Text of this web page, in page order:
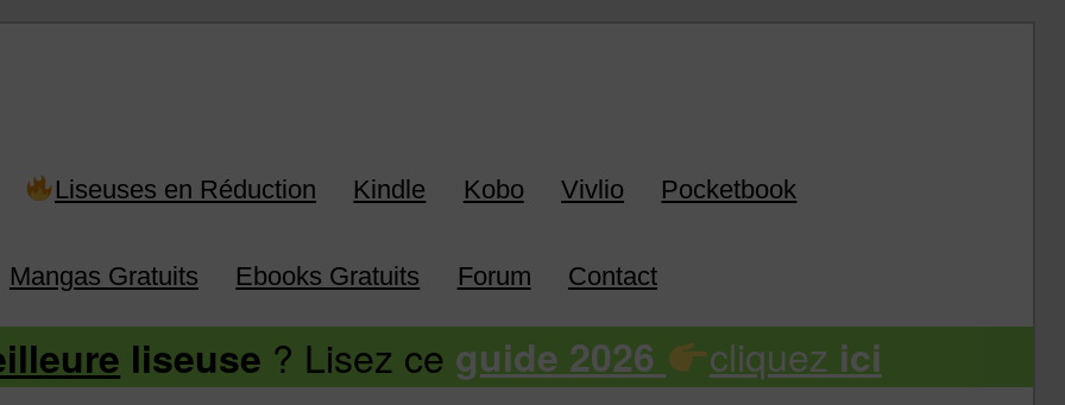
Liseuses en Réduction Kindle Kobo Vivlio Pocketbook
Mangas Gratuits Ebooks Gratuits Forum Contact
liseuse ? Lisez ce guide 2026 cliquez ici